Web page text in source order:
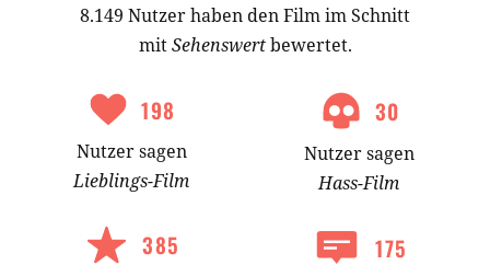
8.149 Nutzer haben den Film im Schnitt
mitSehenswertbewertet.
198
Nutzersagen
Lieblings-Film
30
Nutzersagen
Hass-Film
385 175